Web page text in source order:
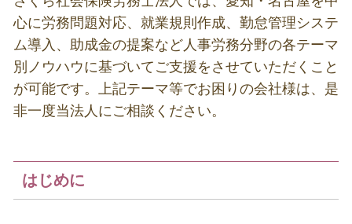
心に労務問題対応、就業規則作成、勤怠管理システ
ム導入、助成金の提案など人事労務分野の各テーマ
別ノウハウに基づいてご支援をさせていただくこと
が可能です。上記テーマ等でお困りの会社様は、是
非一度当法人にご相談ください。
はじめに